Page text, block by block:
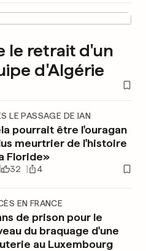
le retrait d'un
d'Algérie
LE PASSAGE DE IAN
pourrait être l'ouragan
meurtrier de l'histoire
Floride»
32 4
EN FRANCE
de prison pour le
du braquage d'une
au Luxembourg